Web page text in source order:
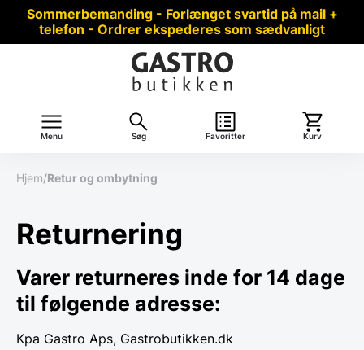
Sommerbemanding - Forlænget svartid på mail +
telefon - Ordrer ekspederes som sædvanligt
Menu Søg Favoritter Kurv
Hjem/Retur og ombytning
Returnering
Varer returneres inde for 14 dage
til følgende adresse:
Kpa Gastro Aps, Gastrobutikken.dk